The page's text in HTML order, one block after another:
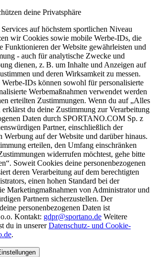
deine Privatsphäre
auf höchstem sportlichen Niveau
wir Cookies sowie mobile Werbe-IDs, die
Funktionieren der Website gewährleisten und
- auch für analytische Zwecke und
dienen, z. B. um Inhalte und Anzeigen auf
und deren Wirksamkeit zu messen.
IDs können sowohl für personalisierte
Werbemaßnahmen verwendet werden
erteilten Zustimmungen. Wenn du auf „Alles
du deine Zustimmung zur Verarbeitung
Daten durch SPORTANO.COM Sp. z
Partner, einschließlich der
Werbung auf der Website und darüber hinaus.
erteilen, den Umfang einschränken
widerrufen möchtest, gehe bitte
Soweit Cookies deine personenbezogenen
deren Verarbeitung auf dem berechtigten
einen hohen Standard bei der
Marketingmaßnahmen von Administrator und
Partnern sicherzustellen. Der
personenbezogenen Daten ist
Kontakt: gdpr@sportano.de Weitere
du in unsererDatenschutz- und Cookie-
.